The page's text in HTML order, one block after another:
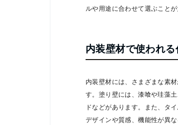
ルや用途に合わせて選ぶことが
内装壁材で使われ
内装壁材には、さまざまな素
す。塗り壁には、漆喰や珪藻
ドなどがあります。また、タ
デザインや質感、機能性が異